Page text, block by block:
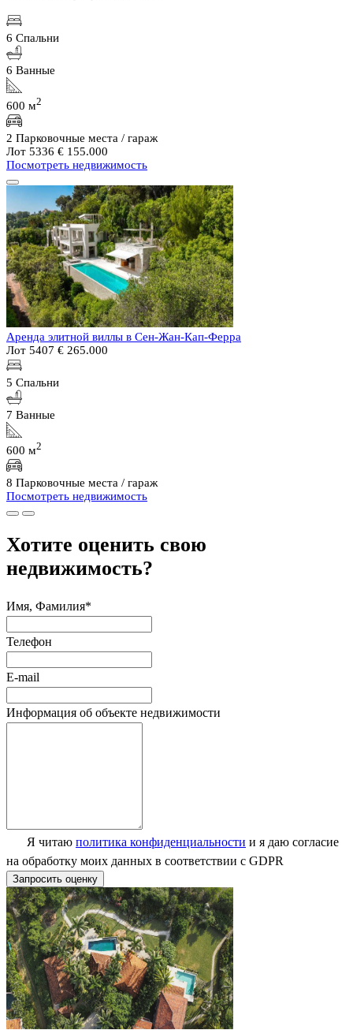
6 Спальни
6 Ванные
600 м2
2 Парковочные места / гараж
Лот 5336 € 155.000
Посмотреть недвижимость
Аренда элитной виллы в Сен-Жан-Кап-Ферра
Лот 5407 € 265.000
5 Спальни
7 Ванные
600 м2
8 Парковочные места / гараж
Посмотреть недвижимость
Хотите оценить свою
недвижимость?
Имя, Фамилия*
Телефон
E-mail
Информация об объекте недвижимости
Я читаю политика конфиденциальности и я даю согласие
на обработку моих данных в соответствии с GDPR
Запросить оценку